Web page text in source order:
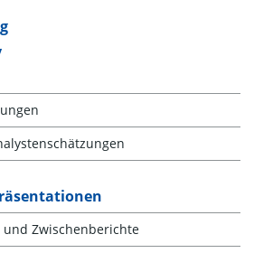
Zwischenberichte